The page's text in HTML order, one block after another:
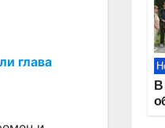
глава